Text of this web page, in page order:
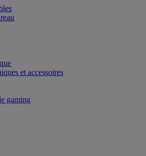
et accessoires
gaming